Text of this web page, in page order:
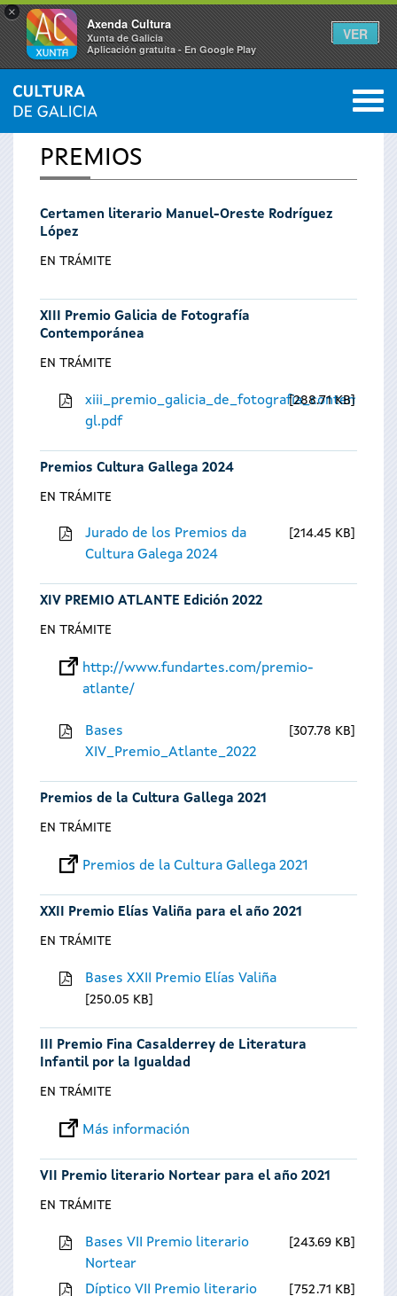
×
Axenda Cultura
Xunta de Galicia
Aplicación gratuíta - En Google Play
VER
Se
encuentra
usted
aquí
INICIO 0
PREMIOS
Certamen literario Manuel-Oreste Rodríguez
López
EN TRÁMITE
XIII Premio Galicia de Fotografía
Contemporánea
EN TRÁMITE
gl.pdf
288.71 KB
Premios Cultura Gallega 2024
EN TRÁMITE
Jurado de los Premios da
Cultura Galega 2024
214.45 KB
XIV PREMIO ATLANTE Edición 2022
EN TRÁMITE
http://www.fundartes.com/premio-
atlante/
Bases
XIV_Premio_Atlante_2022
307.78 KB
Premios de la Cultura Gallega 2021
EN TRÁMITE
Premios de la Cultura Gallega 2021
XXII Premio Elías Valiña para el año 2021
EN TRÁMITE
Bases XXII Premio Elías Valiña
250.05 KB
III Premio Fina Casalderrey de Literatura
Infantil por la Igualdad
EN TRÁMITE
Más información
VII Premio literario Nortear para el año 2021
EN TRÁMITE
Bases VII Premio literario
Nortear
243.69 KB
Díptico VII Premio literario
752.71 KB